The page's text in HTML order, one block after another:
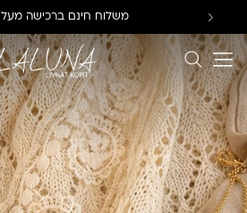
content
משלוח חינם ברכישה מעל 800 ₪
חיפוש באתר